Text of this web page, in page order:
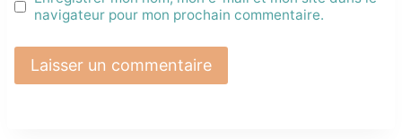
navigateur pour mon prochain commentaire.